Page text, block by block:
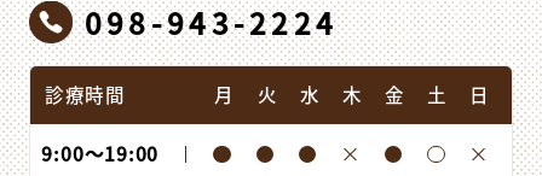
098-943-2224
診療時間 月 火 水 木 金 土 日
9:00〜19:00